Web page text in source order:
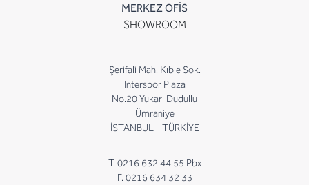
MERKEZ OFİS
SHOWROOM
Şerifali Mah. Kıble Sok.
Interspor Plaza
No.20 Yukarı Dudullu
Ümraniye
İSTANBUL - TÜRKİYE
T. 0216 632 44 55 Pbx
F. 0216 634 32 33